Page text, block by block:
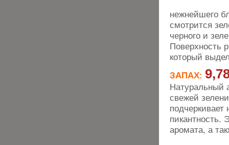
нежнейшего
смотрится
черного и
Поверхность
который
ЗАПАХ:
Натуральный
свежей
пикантность.
аромата, а